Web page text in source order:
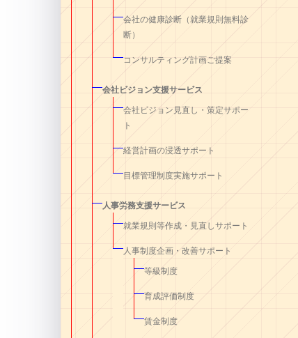
会社の健康診断（就業規則無料診
断）
コンサルティング計画ご提案
会社ビジョン支援サービス
会社ビジョン見直し・策定サポー
ト
経営計画の浸透サポート
目標管理制度実施サポート
人事労務支援サービス
就業規則等作成・見直しサポート
人事制度企画・改善サポート
等級制度
育成評価制度
賃金制度